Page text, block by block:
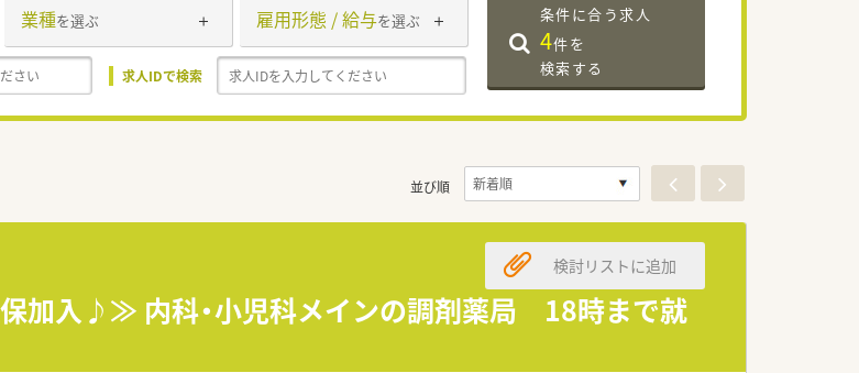
業種を選ぶ 雇用形態 / 給与を選ぶ
求人IDで検索
条件に合う求人
4件を
検索する
並び順
保加入♪≫ 内科・小児科メインの調剤薬局 18時まで就
検討リストに追加